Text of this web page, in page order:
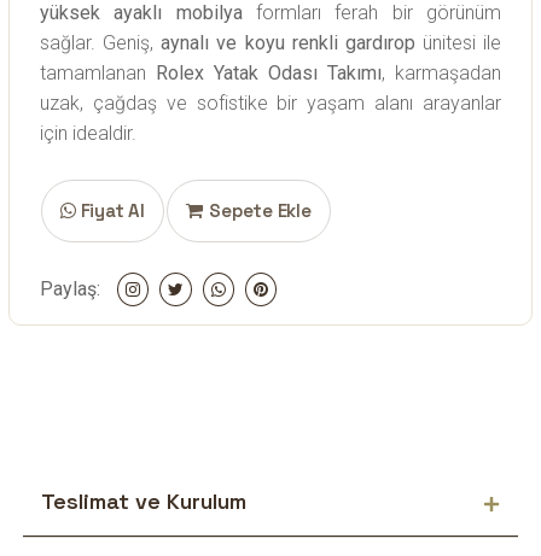
yüksek ayaklı mobilyaformları ferah bir görünüm
sağlar. Geniş,aynalı ve koyu renkli gardırop ünitesi ile
tamamlanan Rolex Yatak Odası Takımı, karmaşadan
uzak, çağdaş ve sofistike bir yaşam alanı arayanlar
için idealdir.
Fiyat Al Sepete Ekle
Paylaş:
Teslimat ve Kurulum